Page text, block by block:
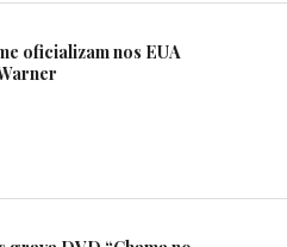
oficializam nos EUA